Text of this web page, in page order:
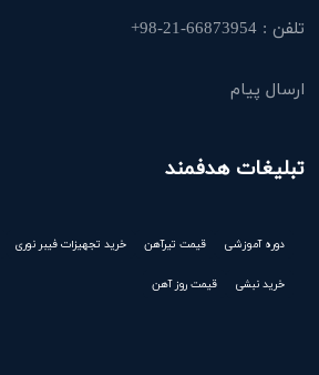
تلفن : 66873954-21-98+
ارسال پیام
تبلیغات هدفمند
دوره آموزشی قیمت تیرآهن خرید تجهیزات فیبر نوری
خرید نبشی قیمت روز آهن